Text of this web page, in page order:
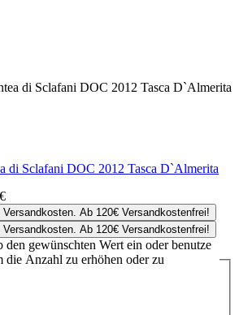
di Sclafani DOC 2012 Tasca D`Almerita
Ab 120€ Versandkostenfrei!
Ab 120€ Versandkostenfrei!
gewünschten Wert ein oder benutze
die Anzahl zu erhöhen oder zu